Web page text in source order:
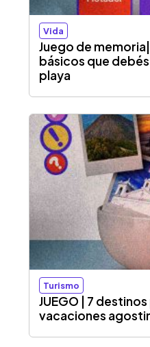
Vida
Juego de
básicos que
playa
Turismo
JUEGO | 7
vacaciones